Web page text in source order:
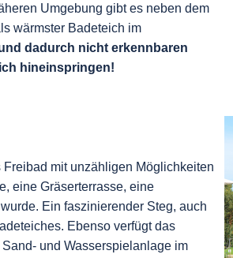
Umgebung gibt es neben dem
wärmster Badeteich im
dadurch nicht erkennbaren
hineinspringen!
mit unzähligen Möglichkeiten
eine Gräserterrasse, eine
Ein faszinierender Steg, auch
Ebenso verfügt das
und Wasserspielanlage im